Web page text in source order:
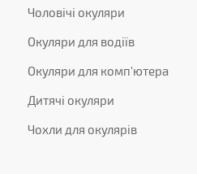
Чоловічі окуляри
Окуляри для водіїв
Окуляри для комп'ютера
Дитячі окуляри
Чохли для окулярів